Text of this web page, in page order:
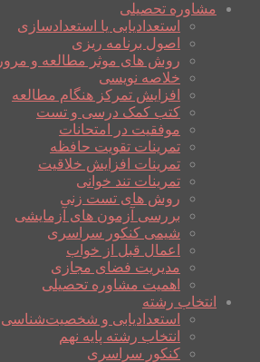
مشاوره تحصیلی
استعدادیابی یا استعدادسازی
اصول برنامه ریزی
روش های موثر مطالعه و مرور
خلاصه نویسی
افزایش تمرکز هنگام مطالعه
کتب کمک درسی و تست
موفقیت در امتحانات
تمرینات تقویت حافظه
تمرینات افزایش خلاقیت
تمرینات تند خوانی
روش های تست زنی
بررسی آزمون های آزمایشی
شیمی کنکور سراسری
اعمال قبل از خواب
مدیریت فضای مجازی
اهمیت مشاوره تحصیلی
انتخاب رشته
استعدادیابی و شخصیت‌شناسی
انتخاب رشته پایه نهم
کنکور سراسری